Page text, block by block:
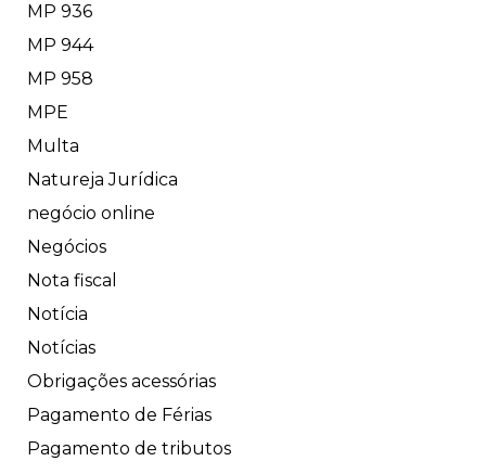
MP 936
MP 944
MP 958
MPE
Multa
Natureja Jurídica
negócio online
Negócios
Nota fiscal
Notícia
Notícias
Obrigações acessórias
Pagamento de Férias
Pagamento de tributos